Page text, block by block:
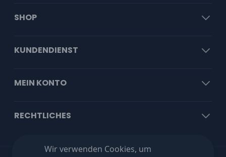
Wir verwenden Cookies, um
SHOP
KUNDENDIENST
MEIN KONTO
RECHTLICHES